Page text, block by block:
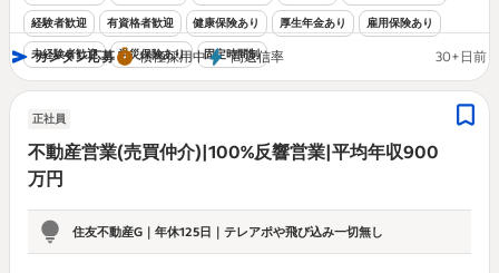
経験者歓迎 有資格者歓迎 健康保険あり 厚生年金あり 雇用保険あり
未経験者歓迎 労災保険あり 固定時間制
カンタン応募 積極採用中 高返信率 30+日前
正社員
不動産営業(売買仲介)|100%反響営業|平均年収900
万円
住友不動産G｜年休125日｜テレアポや飛び込み一切無し